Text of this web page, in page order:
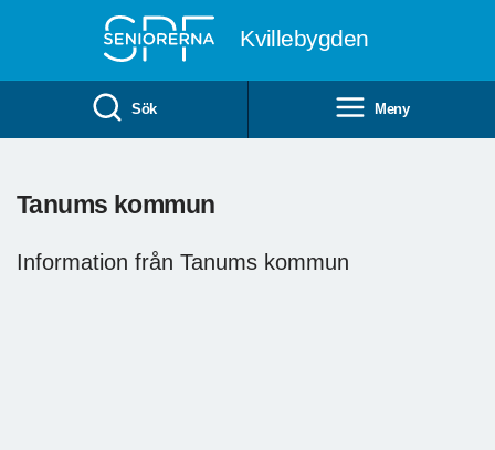
Kvillebygden
Sök Meny
Tanums kommun
Information från Tanums kommun